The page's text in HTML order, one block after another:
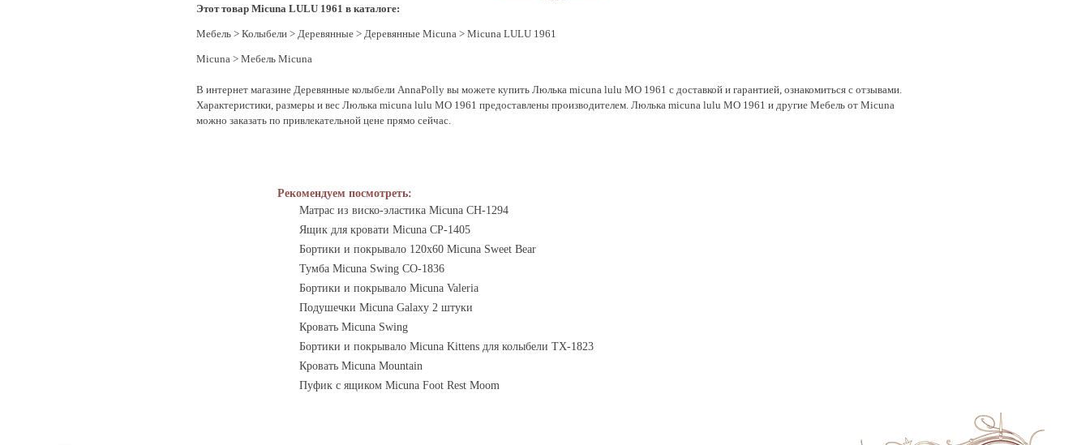
Этот товар Micuna LULU 1961 в каталоге:
Мебель > Колыбели > Деревянные > Деревянные Micuna > Micuna LULU 1961
Micuna > Мебель Micuna
В интернет магазине Деревянные колыбели AnnaPolly вы можете купить Люлька micuna lulu МО 1961 с доставкой и гарантией, ознакомиться с отзывами.
Характеристики, размеры и вес Люлька micuna lulu МО 1961 предоставлены производителем. Люлька micuna lulu МО 1961 и другие Мебель от Micuna
можно заказать по привлекательной цене прямо сейчас.
Рекомендуем посмотреть:
Матрас из виско-эластика Micuna СН-1294
Ящик для кровати Micuna CP-1405
Бортики и покрывало 120x60 Micuna Sweet Bear
Тумба Micuna Swing СО-1836
Бортики и покрывало Micuna Valeria
Подушечки Micuna Galaxy 2 штуки
Кровать Micuna Swing
Бортики и покрывало Micuna Kittens для колыбели TX-1823
Кровать Micuna Mountain
Пуфик с ящиком Micuna Foot Rest Moom